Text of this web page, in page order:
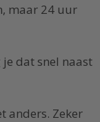
maar 24 uur
dat snel naast
anders. Zeker